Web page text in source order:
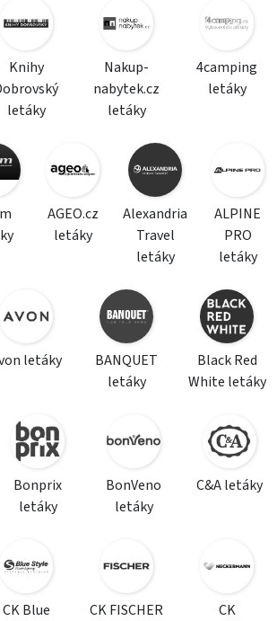
Knihy
letáky
Nakup-
nabytek.cz
letáky
4camping
letáky
AGEO.cz
letáky
Alexandria
Travel
letáky
ALPINE
PRO
letáky
letáky
BANQUET
letáky
Black Red
White letáky
Bonprix
letáky
BonVeno
letáky
C&A letáky
CK Blue CK FISCHER CK